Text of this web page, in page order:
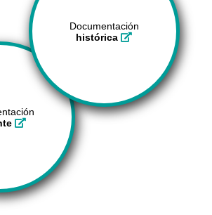
Documentación
histórica